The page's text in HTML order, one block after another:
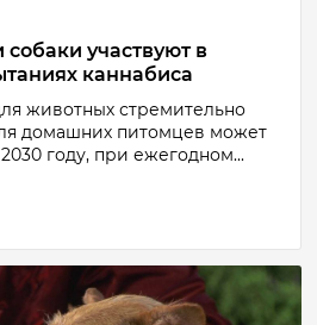
участвуют в
каннабиса
животных стремительно
домашних питомцев может
году, при ежегодном...